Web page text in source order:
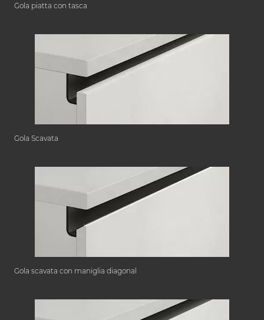
Gola piatta con tasca
Gola Scavata
Gola scavata con maniglia diagonal